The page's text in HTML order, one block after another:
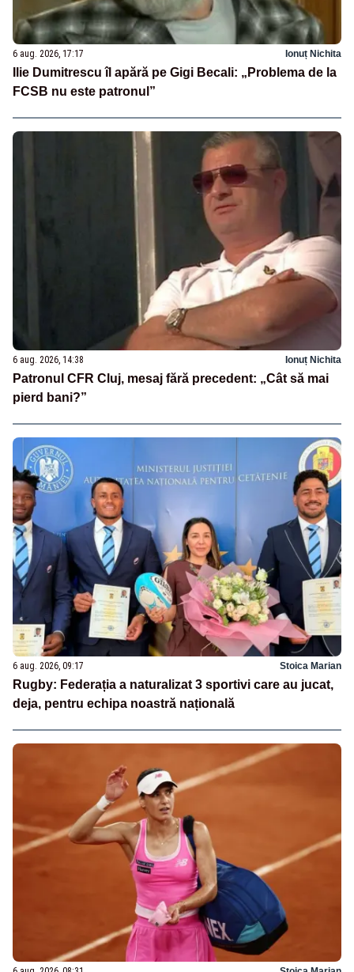
6 aug. 2026, 17:17 Ionuț Nichita
Ilie Dumitrescu îl apără pe Gigi Becali: „Problema de la
FCSB nu este patronul”
6 aug. 2026, 14:38 Ionuț Nichita
Patronul CFR Cluj, mesaj fără precedent: „Cât să mai
pierd bani?”
6 aug. 2026, 09:17 Stoica Marian
Rugby: Federația a naturalizat 3 sportivi care au jucat,
deja, pentru echipa noastră națională